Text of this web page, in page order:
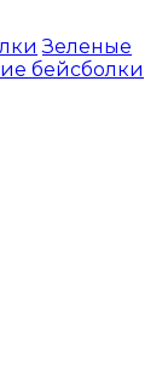
Зеленые
бейсболки